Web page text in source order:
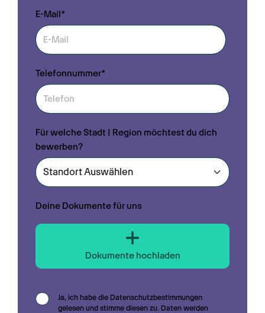
E-Mail*
Telefonnummer*
Für welche Stadt | Region möchtest du dich
bewerben?
Deine Dokumente für uns
Dokumente hochladen
Ja, ich habe die Datenschutzbestimmungen
gelesen und stimme diesen zu. Daten werden